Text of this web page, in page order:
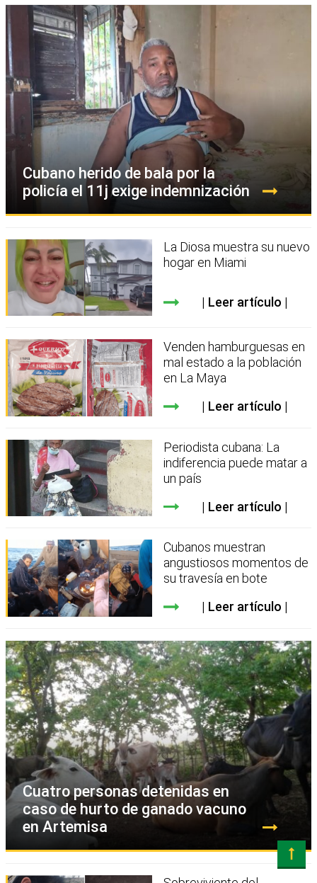
Cubano herido de bala por la
policía el 11j exige indemnización
La Diosa muestra su nuevo
hogar en Miami
Leer artículo
Venden hamburguesas en
mal estado a la población
en La Maya
Leer artículo
Periodista cubana: La
indiferencia puede matar a
un país
Leer artículo
Cubanos muestran
angustiosos momentos de
su travesía en bote
Leer artículo
Cuatro personas detenidas en
caso de hurto de ganado vacuno
en Artemisa